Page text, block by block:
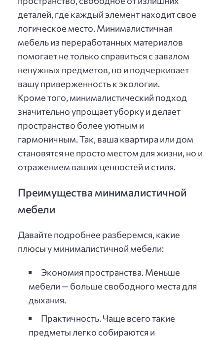
деталей, где каждый элемент находит свое
логическое место. Минималистичная
мебель из переработанных материалов
помогает не только справиться с завалом
ненужных предметов, но и подчеркивает
вашу приверженность к экологии.
Кроме того, минималистический подход
значительно упрощает уборку и делает
пространство более уютным и
гармоничным. Так, ваша квартира или дом
становятся не просто местом для жизни, но и
отражением ваших ценностей и стиля.
Преимущества минималистичной
мебели
Давайте подробнее разберемся, какие
плюсы у минималистичной мебели:
Экономия пространства. Меньше
мебели — больше свободного места для
дыхания.
Практичность. Чаще всего такие
предметы легко собираются и